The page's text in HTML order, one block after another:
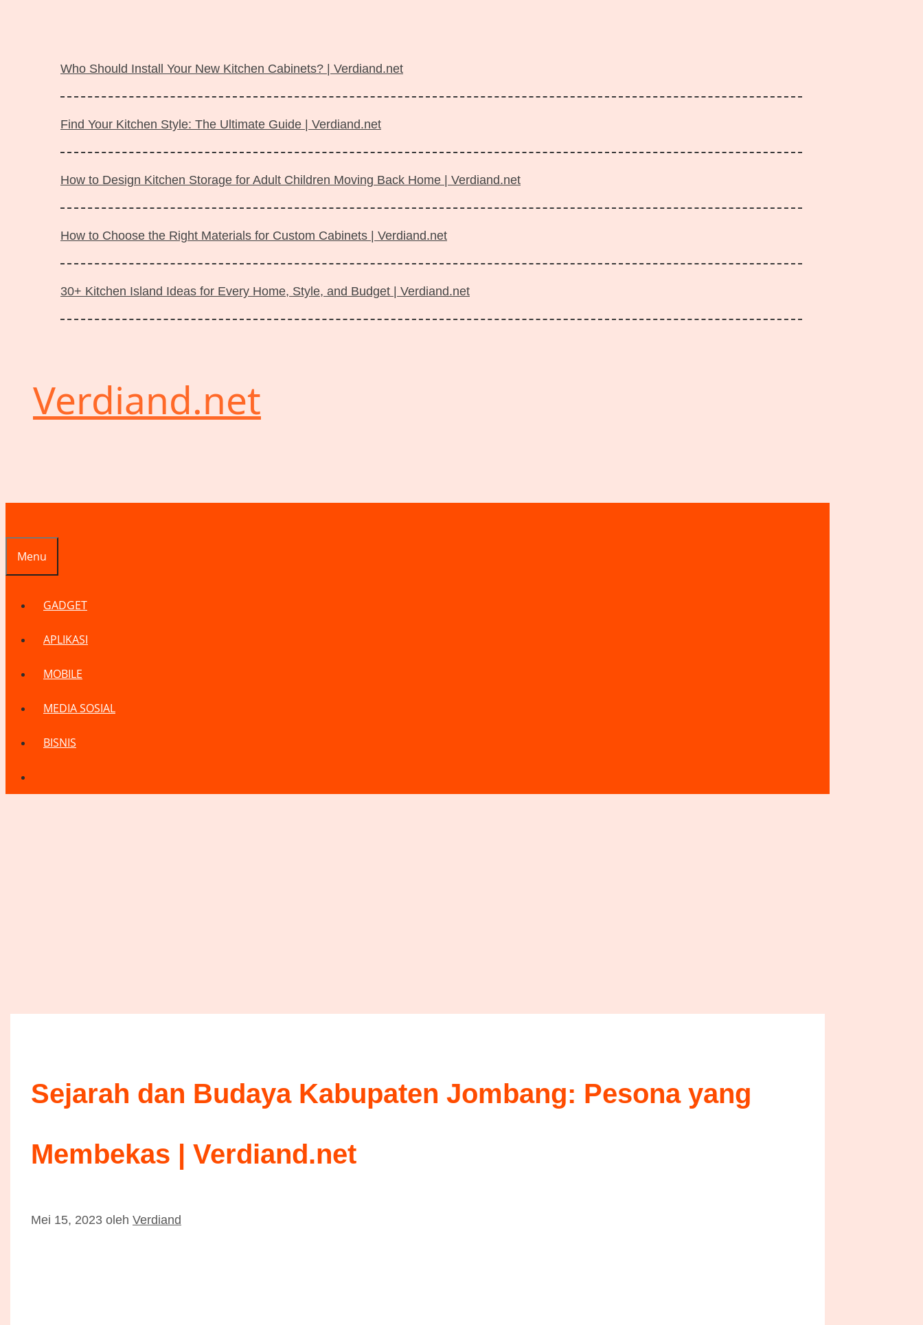
Who Should Install Your New Kitchen Cabinets? | Verdiand.net
Find Your Kitchen Style: The Ultimate Guide | Verdiand.net
How to Design Kitchen Storage for Adult Children Moving Back Home | Verdiand.net
How to Choose the Right Materials for Custom Cabinets | Verdiand.net
30+ Kitchen Island Ideas for Every Home, Style, and Budget | Verdiand.net
Verdiand.net
Menu
GADGET
APLIKASI
MOBILE
MEDIA SOSIAL
BISNIS
Sejarah dan Budaya Kabupaten Jombang: Pesona yang
Membekas | Verdiand.net
Mei 15, 2023 oleh Verdiand